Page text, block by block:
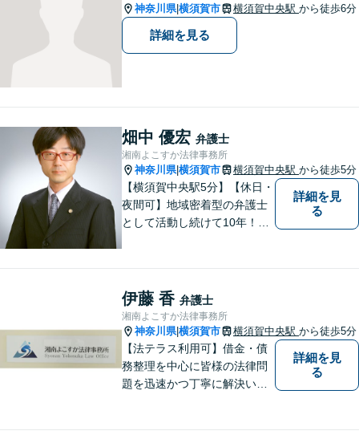
神奈川県|横須賀市 横須賀中央駅 から徒歩6分
詳細を見る
畑中 優宏 弁護士
湘南よこすか法律事務所
神奈川県|横須賀市 横須賀中央駅 から徒歩5分
【横須賀中央駅5分】【休日・
夜間可】地域密着型の弁護士
として活動し続けて10年！豊
可】【女性弁護士在籍】
詳細を見
る
伊藤 香 弁護士
湘南よこすか法律事務所
神奈川県|横須賀市 横須賀中央駅 から徒歩5分
【法テラス利用可】借金・債
務整理を中心に皆様の法律問
題を迅速かつ丁寧に解決いた
詳細を見
る